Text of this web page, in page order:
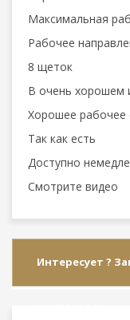
Максимальная
Рабочее
8 щеток
В очень хорошем
Хорошее рабочее
Так как есть
Доступно
Смотрите видео
Интересует ?